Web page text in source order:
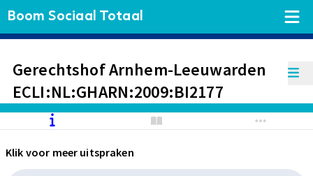
Boom Sociaal Totaal
Gerechtshof Arnhem-Leeuwarden
ECLI:NL:GHARN:2009:BI2177
Klik voor meer uitspraken